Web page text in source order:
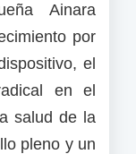
Ainara
por
el
en el
salud de la
pleno y un